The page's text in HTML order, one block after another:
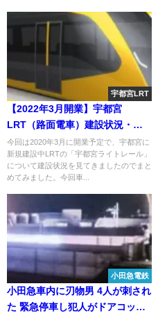
宇都宮LRT
【2022年3月開業】宇都宮
LRT（路面電車）建設状況・
駅・工事・着工・完成状況まと
め
今回は2020年3月に開業予定で、宇都宮に
新規建設中LRTの「宇都宮ライトレール」
について建設状況を見てきましたのでまと
めてみました。今回車...
小田急電鉄
小田急車内に刃物男 4人が刺され
た 緊急停車し犯人がドアコック